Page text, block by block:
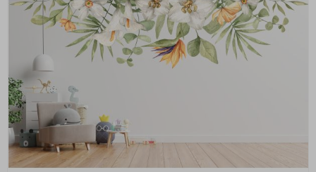
erreicht!
Wandtattoo - Tropische Blätter